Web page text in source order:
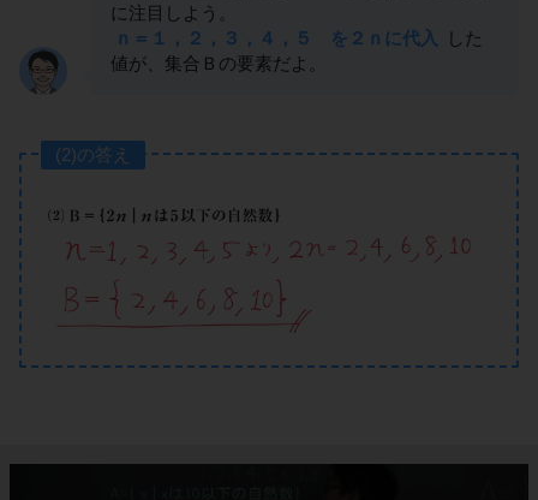
に注目しよう。
ｎ＝１，２，３，４，５ を２ｎに代入
した
値が、集合Ｂの要素だよ。
(2)の答え